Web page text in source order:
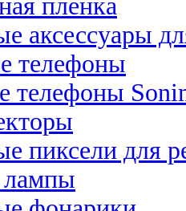
пленка
аксессуары
телефоны
телефоны
пиксели для
лампы